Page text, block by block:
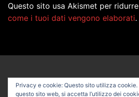
Questo sito usa Akismet per
come i tuoi dati vengono elaborati.
Privacy e cookie: Questo sito utilizza
questo sito web, si accetta l’utilizzo dei